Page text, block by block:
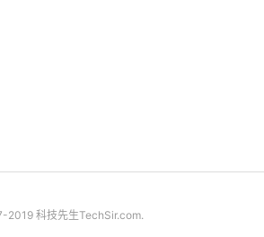
2019 科技先生TechSir.com.